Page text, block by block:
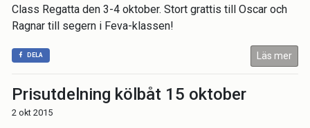
Class Regatta den 3-4 oktober. Stort grattis till Oscar och
Ragnar till segern i Feva-klassen!
DELA Läs mer
Prisutdelning kölbåt 15 oktober
2 okt 2015